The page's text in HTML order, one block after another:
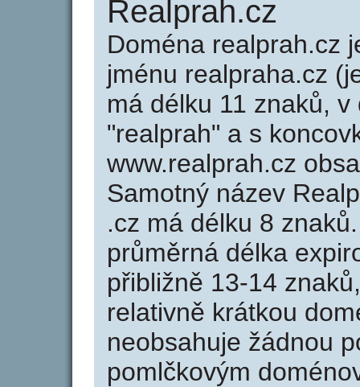
Realprah.cz
Doména realprah.cz
jménu realpraha.cz
má délku 11 znaků,
"realprah" a s
www.realprah.cz
Samotný název
.cz má délku 8
průměrná délka
přibližně 13-14
relativně krátkou
neobsahuje žádnou
pomlčkovým